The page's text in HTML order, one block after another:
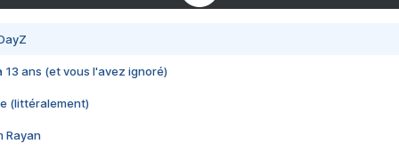
13 ans (et vous l'avez ignoré)
(littéralement)
Rayan